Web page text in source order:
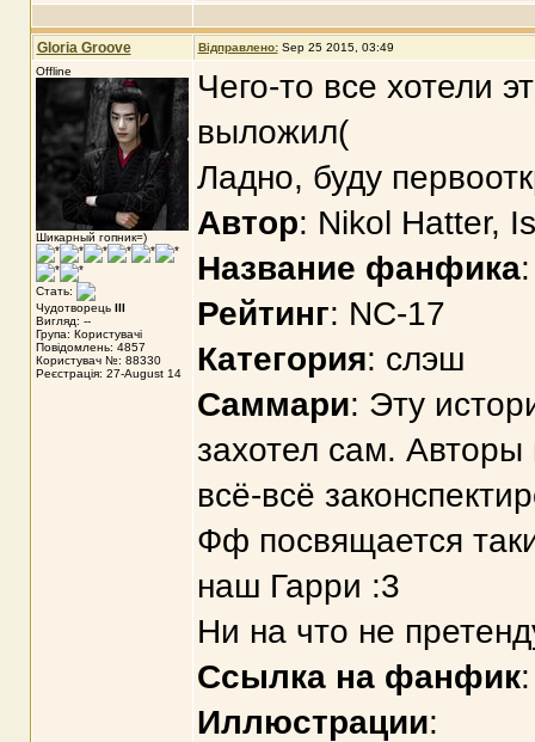
Gloria Groove Відправлено: Sep 25 2015, 03:49
Offline
Шикарный гопник=)
Стать:
Чудотворець III
Вигляд: --
Група: Користувачі
Повідомлень: 4857
Користувач №: 88330
Реєстрація: 27-August 14
Чего-то все хотели
выложил(
Ладно, буду
Автор: Nikol Hatter,
Название фанфика
Рейтинг: NC-17
Категория: слэш
Саммари: Эту
захотел сам.
всё-всё
Фф посвящается
наш Гарри :3
Ни на что не
Ссылка на фанфик
Иллюстрации: